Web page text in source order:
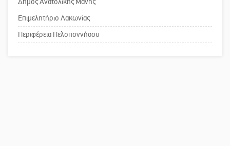
κοινωνικής αναισθησίας
Επιμελητήριο Λακωνίας
Περιφέρεια Πελοποννήσου